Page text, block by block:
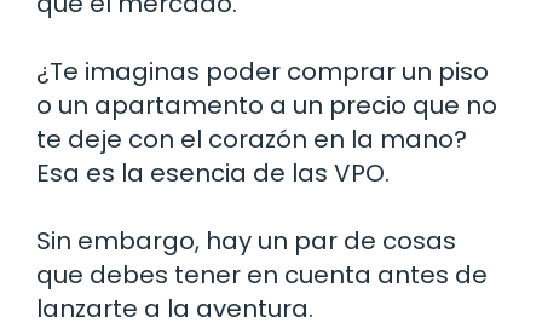
¿Te imaginas poder comprar un piso
o un apartamento a un precio que no
te deje con el corazón en la mano?
Esa es la esencia de las VPO.
Sin embargo, hay un par de cosas
que debes tener en cuenta antes de
lanzarte a la aventura.